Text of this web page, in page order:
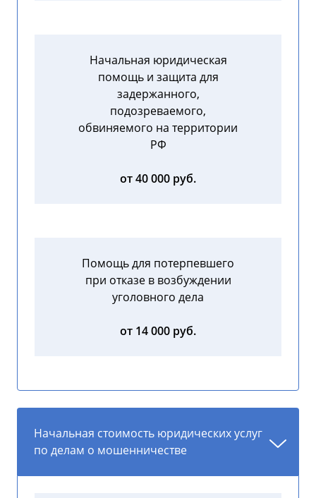
Начальная юридическая
помощь и защита для
задержанного,
подозреваемого,
обвиняемого на территории
РФ
от 40 000 руб.
Помощь для потерпевшего
при отказе в возбуждении
уголовного дела
от 14 000 руб.
Начальная стоимость юридических услуг
по делам о мошенничестве